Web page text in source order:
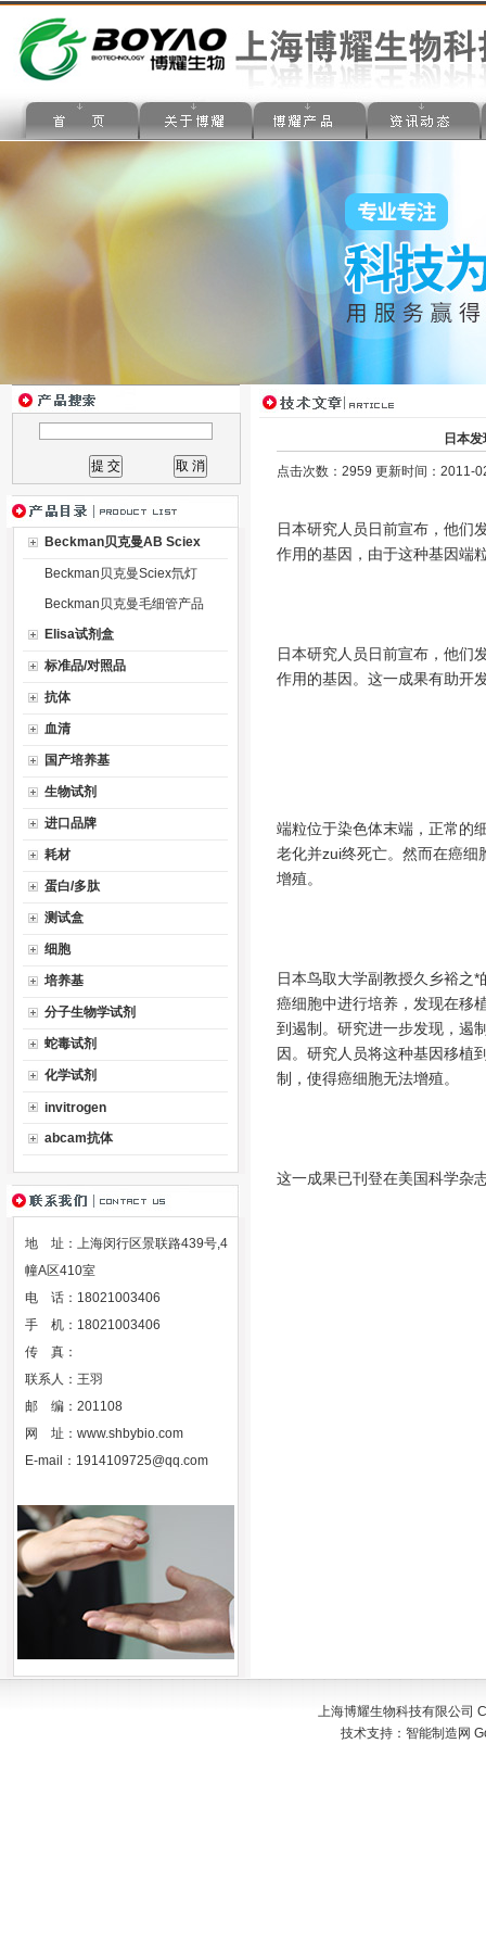
Beckman贝克曼AB Sciex
Beckman贝克曼Sciex氘灯
Beckman贝克曼毛细管产品
Elisa试剂盒
标准品/对照品
抗体
血清
国产培养基
生物试剂
进口品牌
耗材
蛋白/多肽
测试盒
细胞
培养基
分子生物学试剂
蛇毒试剂
化学试剂
invitrogen
abcam抗体
地 址：上海闵行区景联路439号,4
幢A区410室
电 话：18021003406
手 机：18021003406
传 真：
联系人：王羽
邮 编：201108
网 址： www.shbybio.com
E-mail： 1914109725@qq.com
日本
点击次数：2959 更新时间：2011-
日本研究人员日前宣布，他们
作用的基因，由于这种基因端
日本研究人员日前宣布，他们
作用的基因。这一成果有助开
端粒位于染色体末端，正常的
老化并zui终死亡。然而在癌细
增殖。
日本鸟取大学副教授久乡裕之
癌细胞中进行培养，发现在移
到遏制。研究进一步发现，遏
因。研究人员将这种基因移植
制，使得癌细胞无法增殖。
这一成果已刊登在美国科学杂
上海博耀生物科技有限公司
技术支持： 智能制造网